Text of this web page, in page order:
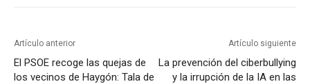
Artículo anterior
El PSOE recoge las quejas de
los vecinos de Haygón: Tala de
Artículo siguiente
La prevención del ciberbullying
y la irrupción de la IA en las